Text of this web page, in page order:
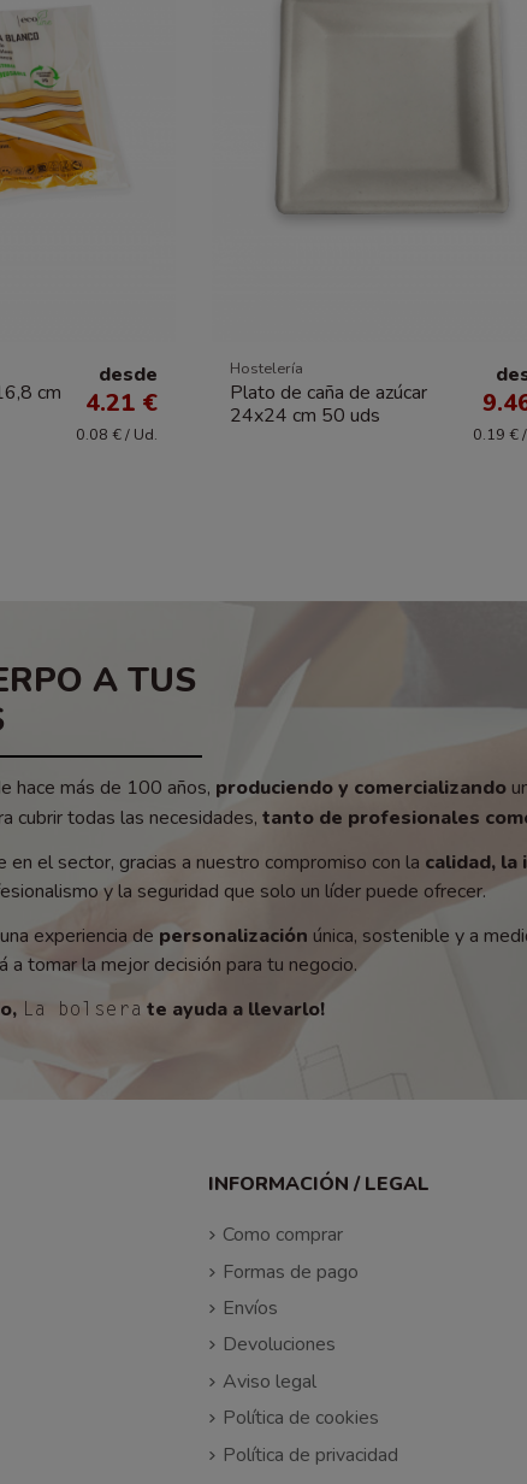
cm
desde
4.21 €
0.08 € / Ud.
Hostelería
Plato de caña de azúcar
24x24 cm 50 uds
0.19 €
A TUS
hace más de 100 años, produciendo y comercializando
cubrir todas las necesidades, tanto de profesionales
el sector, gracias a nuestro compromiso con la calidad, la
y la seguridad que solo un líder puede ofrecer.
experiencia de personalización única, sostenible y a
a tomar la mejor decisión para tu negocio.
La bolsera te ayuda a llevarlo!
INFORMACIÓN / LEGAL
Como comprar
Formas de pago
Envíos
Devoluciones
Aviso legal
Política de cookies
Política de privacidad